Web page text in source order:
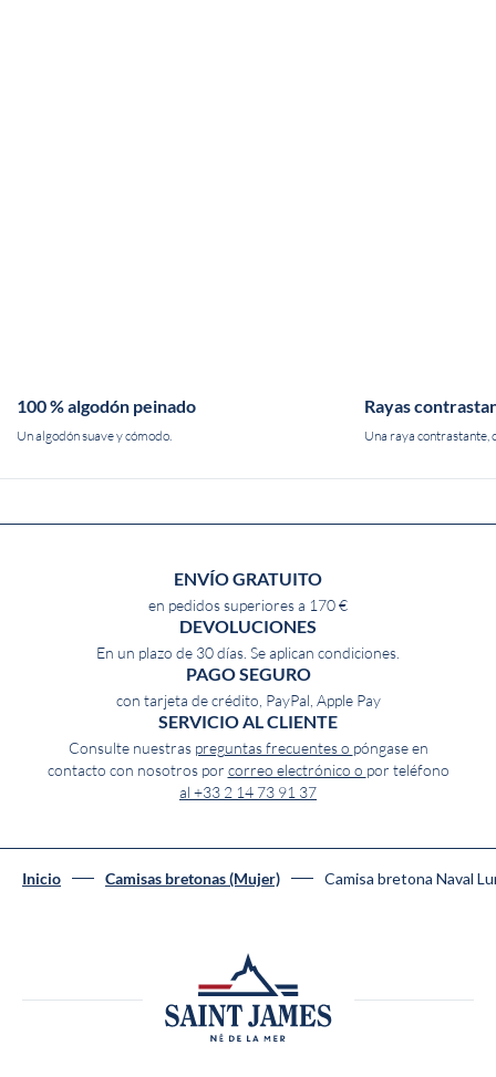
100 % algodón peinado
Un algodón suave y cómodo.
Rayas
Una raya contrastante,
ENVÍO GRATUITO
en pedidos superiores a 170 €
DEVOLUCIONES
En un plazo de 30 días. Se aplican condiciones.
PAGO SEGURO
con tarjeta de crédito, PayPal, Apple Pay
SERVICIO AL CLIENTE
Consulte nuestras preguntas frecuentes o póngase en
contacto con nosotros por correo electrónico o por teléfono
al +33 2 14 73 91 37
Inicio Camisas bretonas (Mujer) Camisa bretona Naval